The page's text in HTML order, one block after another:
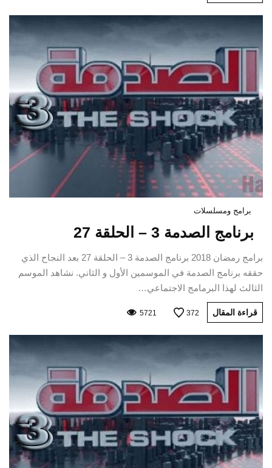
برامج ومسلسلات
برنامج الصدمة 3 – الحلقة 27
برامج رمضان 2018 برنامج الصدمة 3 – الحلقة 27 بعد النجاح الذي
حققه برنامج الصدمة في الموسمين الأول و الثاني. نشاهد الموسم
الثالث لهذا البرمامج الاجتماعي…
قراءة المقال 372
5721